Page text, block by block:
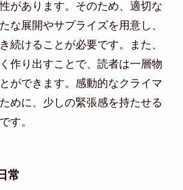
があります。そのため、適切な
な展開やサプライズを用意し、
続けることが必要です。また、
作り出すことで、読者は一層物
ができます。感動的なクライマ
めに、少しの緊張感を持たせる
す。
常